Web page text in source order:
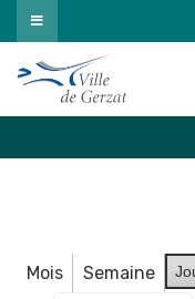
Passer
au
contenu
Mois Semaine